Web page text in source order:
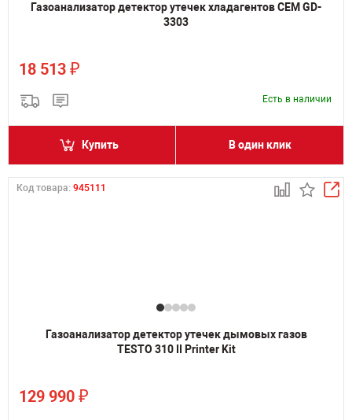
Газоанализатор детектор утечек хладагентов CEM GD-
3303
18 513 ₽
Есть в наличии
Купить В один клик
Код товара: 945111
Газоанализатор детектор утечек дымовых газов
TESTO 310 II Printer Kit
129 990 ₽